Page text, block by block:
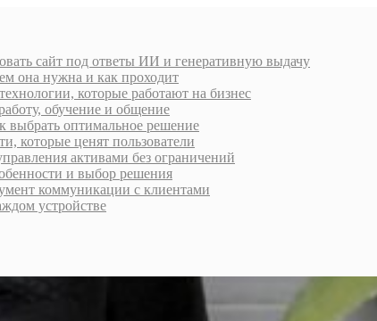
сайт под ответы ИИ и генеративную выдачу
она нужна и как проходит
которые работают на бизнес
обучение и общение
выбрать оптимальное решение
которые ценят пользователи
активами без ограничений
и выбор решения
коммуникации с клиентами
устройстве